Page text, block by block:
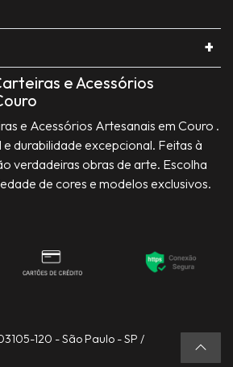
e Acessórios
e Acessórios Artesanais em Couro .
durabilidade excepcional. Feitas à
verdadeiras obras de arte. Escolha
de cores e modelos exclusivos.
120 - São Paulo - SP /